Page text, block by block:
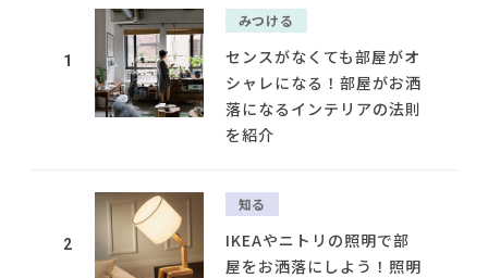
1
みつける
センスがなくても部屋がオ
シャレになる！部屋がお洒
落になるインテリアの法則
を紹介
2
知る
IKEAやニトリの照明で部
屋をお洒落にしよう！照明